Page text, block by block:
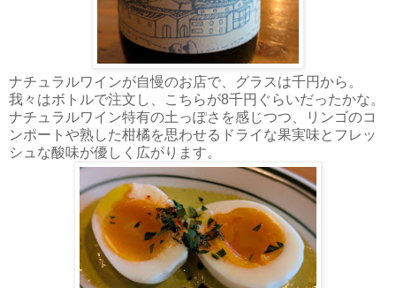
ナチュラルワインが自慢のお店で、グラスは千円から。
我々はボトルで注文し、こちらが8千円ぐらいだったかな。
ナチュラルワイン特有の土っぽさを感じつつ、リンゴのコ
ンポートや熟した柑橘を思わせるドライな果実味とフレッ
シュな酸味が優しく広がります。